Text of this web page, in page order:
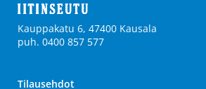
Kauppakatu 6, 47400 Kausala
puh. 0400 857 577
Tilausehdot